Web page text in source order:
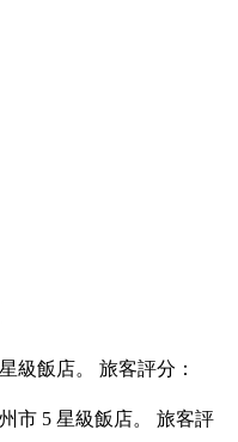
級飯店。 旅客評分：
市 5 星級飯店。 旅客評